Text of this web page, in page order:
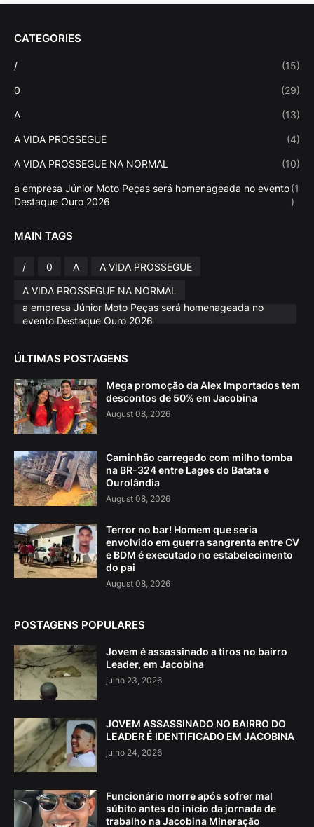
CATEGORIES
/ (15)
0 (29)
A (13)
A VIDA PROSSEGUE (4)
A VIDA PROSSEGUE NA NORMAL (10)
a empresa Júnior Moto Peças será homenageada no evento
Destaque Ouro 2026
(1
)
MAIN TAGS
/ 0 A
A VIDA PROSSEGUE
A VIDA PROSSEGUE NA NORMAL
a empresa Júnior Moto Peças será homenageada no
evento Destaque Ouro 2026
ÚLTIMAS POSTAGENS
Mega promoção da Alex Importados tem
descontos de 50% em Jacobina
August 08, 2026
Caminhão carregado com milho tomba
na BR-324 entre Lages do Batata e
Ourolândia
August 08, 2026
Terror no bar! Homem que seria
envolvido em guerra sangrenta entre CV
e BDM é executado no estabelecimento
do pai
August 08, 2026
POSTAGENS POPULARES
Jovem é assassinado a tiros no bairro
Leader, em Jacobina
julho 23, 2026
JOVEM ASSASSINADO NO BAIRRO DO
LEADER É IDENTIFICADO EM JACOBINA
julho 24, 2026
Funcionário morre após sofrer mal
súbito antes do início da jornada de
trabalho na Jacobina Mineração